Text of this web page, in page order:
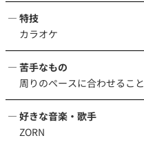
特技
カラオケ
苦手なもの
周りのペースに合わせること
好きな音楽・歌手
ZORN